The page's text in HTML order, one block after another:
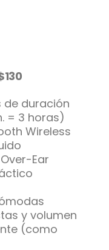
de duración
= 3 horas)
Wireless
Ear
y volumen
(como